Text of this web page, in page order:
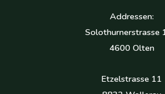
Addressen:
Solothurnerstrasse
4600 Olten
Etzelstrasse 11